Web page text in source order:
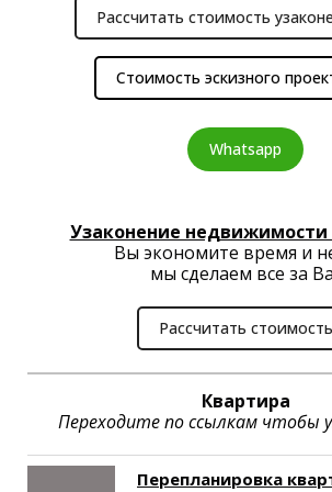
Рассчитать стоимость
Стоимость эскизного
Whatsapp
Узаконение
Вы экономите время и
мы сделаем все за
Рассчитать стоимость
Квартира
Переходите по ссылкам чтобы
Перепланировка